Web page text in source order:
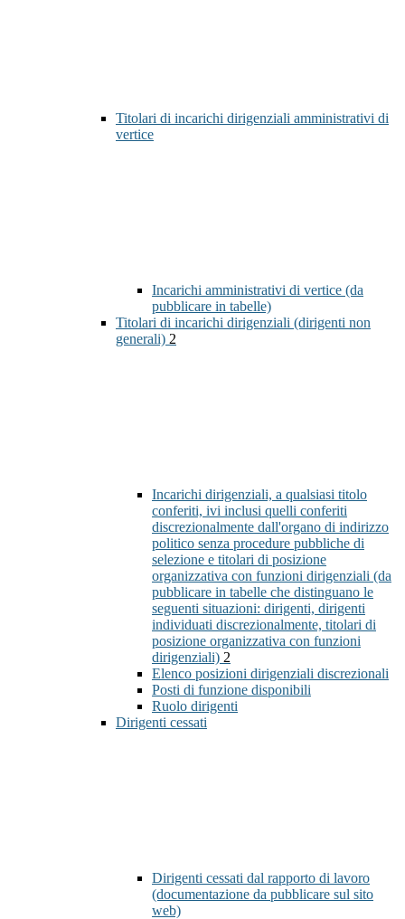
Titolari di incarichi dirigenziali amministrativi di
vertice
Incarichi amministrativi di vertice (da
pubblicare in tabelle)
Titolari di incarichi dirigenziali (dirigenti non
generali) 2
Incarichi dirigenziali, a qualsiasi titolo
conferiti, ivi inclusi quelli conferiti
discrezionalmente dall'organo di indirizzo
politico senza procedure pubbliche di
selezione e titolari di posizione
organizzativa con funzioni dirigenziali (da
pubblicare in tabelle che distinguano le
seguenti situazioni: dirigenti, dirigenti
individuati discrezionalmente, titolari di
posizione organizzativa con funzioni
dirigenziali) 2
Elenco posizioni dirigenziali discrezionali
Posti di funzione disponibili
Ruolo dirigenti
Dirigenti cessati
Dirigenti cessati dal rapporto di lavoro
(documentazione da pubblicare sul sito
web)